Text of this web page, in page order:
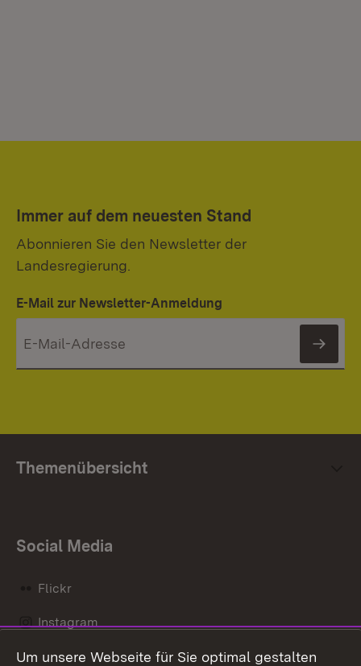
Immer auf dem neuesten Stand
Abonnieren Sie den Newsletter der
Landesregierung.
E-Mail zur Newsletter-Anmeldung
Themenübersicht
Social Media
Flickr
Instagram
Social Wall
Um unsere Webseite für Sie optimal gestalten